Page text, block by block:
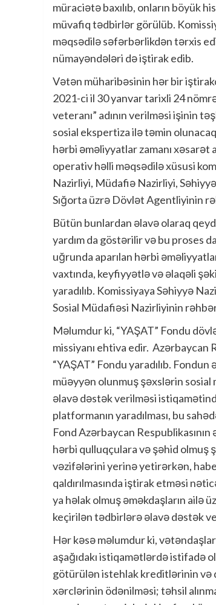
müraciətə baxılıb, onların böyük
müvafiq tədbirlər görülüb.
məqsədilə səfərbərlikdən tərxis
nümayəndələri də iştirak edib.
Vətən müharibəsinin hər bir
2021-ci il 30 yanvar tarixli 24
veteranı” adının verilməsi işinin
sosial ekspertiza ilə təmin
hərbi əməliyyatlar zamanı xəsarət
operativ həlli məqsədilə xüsusi
Nazirliyi, Müdafiə Nazirliyi,
Sığorta üzrə Dövlət Agentliyinin
Bütün bunlardan əlavə olaraq
yardım da göstərilir və bu proses
uğrunda aparılan hərbi
vaxtında, keyfiyyətlə və əlaqəli
yaradılıb. Komissiyaya Səhiyyə
Sosial Müdafiəsi Nazirliyinin
Məlumdur ki, “YAŞAT” Fondu
missiyanı ehtiva edir. Azərbaycan
“YAŞAT” Fondu yaradılıb.
müəyyən olunmuş şəxslərin
əlavə dəstək verilməsi
platformanın yaradılması, bu
Fond Azərbaycan
hərbi qulluqçulara və şəhid olmuş
vəzifələrini yerinə yetirərkən,
qaldırılmasında iştirak etməsi
ya həlak olmuş əməkdaşların ailə
keçirilən tədbirlərə əlavə dəstək
Hər kəsə məlumdur ki,
aşağıdakı istiqamətlərdə istifadə
götürülən istehlak kreditlərinin və
xərclərinin ödənilməsi; təhsil